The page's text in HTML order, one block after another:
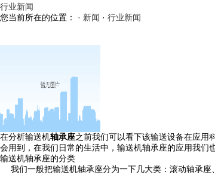
行业新闻
您当前所在的位置： · 新闻 · 行业新闻
在分析输送机轴承座之前我们可以看下该输送设备在应用
会用到，在我们日常的生活中，输送机轴承座的应用我们
输送机轴承座的分类
我们一般把输送机轴承座分为一下几大类：滚动轴承座